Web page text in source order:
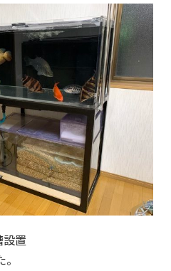
置